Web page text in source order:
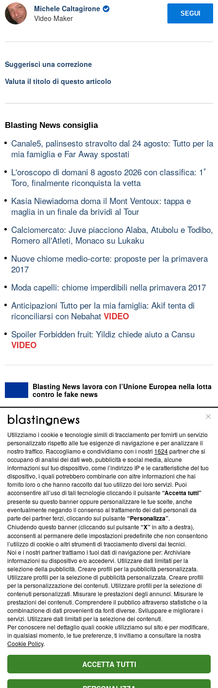
Michele Caltagirone
Video Maker
SEGUI
Suggerisci una correzione
Valuta il titolo di questo articolo
Blasting News consiglia
Canale5, palinsesto stravolto dal 24 agosto: Tutto per la
mia famiglia e Far Away spostati
L'oroscopo di domani 8 agosto 2026 con classifica: 1ﾟ
Toro, finalmente riconquista la vetta
Kasia Niewiadoma doma il Mont Ventoux: tappa e
maglia in un finale da brividi al Tour
Calciomercato: Juve piacciono Alaba, Atubolu e Todibo,
Romero all'Atleti, Monaco su Lukaku
Nuove chiome medio-corte: proposte per la primavera
2017
Moda capelli: chiome imperdibili nella primavera 2017
Anticipazioni Tutto per la mia famiglia: Akif tenta di
riconciliarsi con Nebahat VIDEO
Spoiler Forbidden fruit: Yildiz chiede aiuto a Cansu
VIDEO
Blasting News lavora con l’Unione Europea nella lotta
contro le fake news
ABOUT LINEA EDITORIALE
Questa sezione offre informazioni trasparenti su Blasting
News, sui nostri processi editoriali e su come ci impegniamo a
creare news di qualità. Inoltre, afferma la nostra aderenza a
‘Trust Project - News with Integrity’Blasting News non è
ancora membro del programma, ma ha richiesto di farne
parte; Trust Project non ha ancora effettuato una verifica di
conformità agli standard.
Su di noi
Team editoriale
Corporate
Redazione
Informativa Privacy
Cookie Policy
Blasting SA, IDI CHE-247.845.224, Via Carlo Frasca, 3 - 6900
Lugano (Svizzera) Tel:+39 0690258937
© 2026 Blasting News
Utilizziamo i cookie e tecnologie simili di tracciamento per fornirti un servizio
personalizzato rispetto alle tue esigenze di navigazione e per analizzare il
nostro traffico. Raccogliamo e condividiamo con i nostri 1624partner che si
occupano di analisi dei dati web, pubblicità e social media, alcune
informazioni sul tuo dispositivo, come l’indirizzo IP e le caratteristiche del tuo
dispositivo, i quali potrebbero combinarle con altre informazioni che hai
fornito loro o che hanno raccolto dal tuo utilizzo dei loro servizi. Puoi
acconsentire all’uso di tali tecnologie cliccando il pulsante“Accetta tutti”
presente su questo banner oppure personalizzare le tue scelte, anche
eventualmente negando il consenso al trattamento dei dati personali da
parte dei partner terzi, cliccando sul pulsante“Personalizza”.
Chiudendo questo banner (cliccando sul pulsante“X”in alto a destra),
acconsenti al permanere delle impostazioni predefinite che non consentono
l’utilizzo di cookie o altri strumenti di tracciamento diversi dai tecnici.
Noi e i nostri partner trattiamo i tuoi dati di navigazione per: Archiviare
informazioni su dispositivo e/o accedervi. Utilizzare dati limitati per la
selezione della pubblicità. Creare profili per la pubblicità personalizzata.
Utilizzare profili per la selezione di pubblicità personalizzata. Creare profili
per la personalizzazione dei contenuti. Utilizzare profili per la selezione di
contenuti personalizzati. Misurare le prestazioni degli annunci. Misurare le
prestazioni dei contenuti. Comprendere il pubblico attraverso statistiche o la
combinazione di dati provenienti da fonti diverse. Sviluppare e migliorare i
servizi. Utilizzare dati limitati per la selezione dei contenuti.
Per conoscere nel dettaglio quali cookie utilizziamo sul sito e per modificare,
in qualsiasi momento, le tue preferenze, ti invitiamo a consultare la nostra
Cookie Policy.
ACCETTA TUTTI